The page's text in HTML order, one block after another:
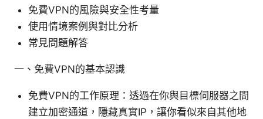
免費VPN的風險與安全性考量
使用情境案例與對比分析
常見問題解答
一、免費VPN的基本認識
免費VPN的工作原理：透過在你與目標伺服器之間
建立加密通道，隱藏真實IP，讓你看似來自其他地